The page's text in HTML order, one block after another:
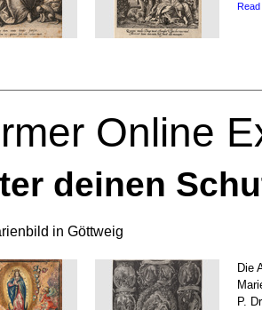
Online
deinen
in Göttweig
Die
P.